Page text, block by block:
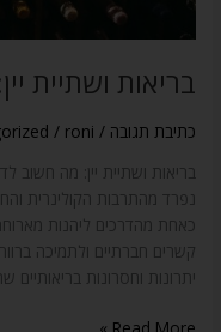
בריאות ושתיית
כתיבת תגובה /
/ roni
בריאות ושתיית יין: מה חשוב
נפרד מהתרבות הקולינרית
כאחת מהדרכים ליהנות
קשרים חברתיים ולתמיכה
יתרונות וחסרונות בריאותיים